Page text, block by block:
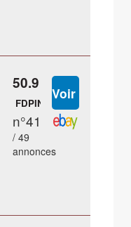
50.9 €
FDPIN
n°41
/ 49
annonces